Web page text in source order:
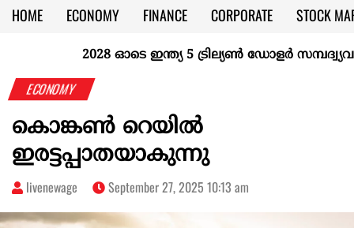
HOME ECONOMY FINANCE CORPORATE
STOCK
KERALA @70
2028 ഓടെ ഇന്ത്യ 5 ട്രില്യണ്‍ ഡോളര്‍
ECONOMY
കൊങ്കണ്‍ റെയില്‍
ഇരട്ടപ്പാതയാകുന്നു
livenewage September 27, 2025 10:13 am